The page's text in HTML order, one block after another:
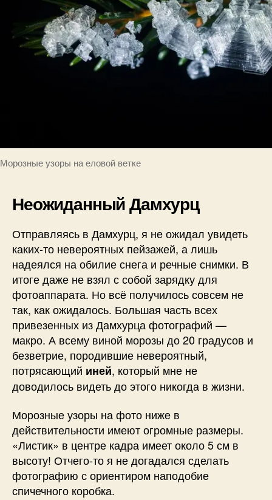
Морозные узоры на еловой ветке
Неожиданный Дамхурц
Отправляясь в Дамхурц, я не ожидал увидеть
каких-то невероятных пейзажей, а лишь
надеялся на обилие снега и речные снимки. В
итоге даже не взял с собой зарядку для
фотоаппарата. Но всё получилось совсем не
так, как ожидалось. Большая часть всех
привезенных из Дамхурца фотографий —
макро. А всему виной морозы до 20 градусов и
безветрие, породившие невероятный,
потрясающий иней, который мне не
доводилось видеть до этого никогда в жизни.
Морозные узоры на фото ниже в
действительности имеют огромные размеры.
«Листик» в центре кадра имеет около 5 см в
высоту! Отчего-то я не догадался сделать
фотографию с ориентиром наподобие
спичечного коробка.